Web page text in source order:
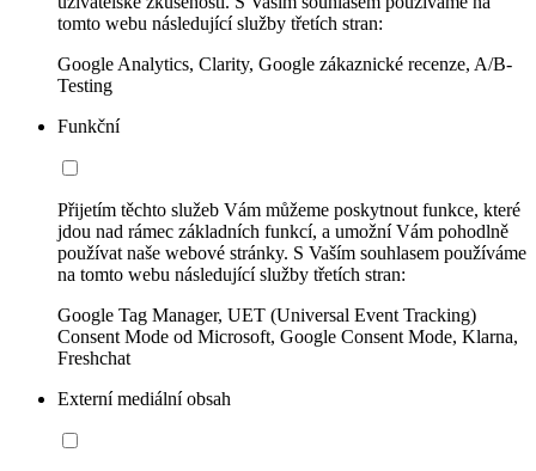
tomto webu následující služby třetích stran:
Google Analytics, Clarity, Google zákaznické recenze, A/B-
Testing
Funkční
Přijetím těchto služeb Vám můžeme poskytnout funkce, které
jdou nad rámec základních funkcí, a umožní Vám pohodlně
používat naše webové stránky. S Vaším souhlasem používáme
na tomto webu následující služby třetích stran:
Google Tag Manager, UET (Universal Event Tracking)
Consent Mode od Microsoft, Google Consent Mode, Klarna,
Freshchat
Externí mediální obsah